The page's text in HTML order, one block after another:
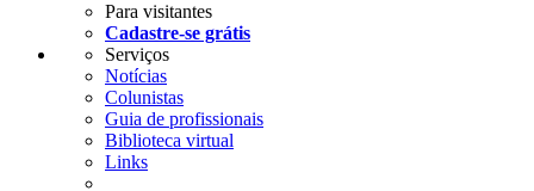
Para visitantes
Cadastre-se grátis
Serviços
Notícias
Colunistas
Guia de profissionais
Biblioteca virtual
Links